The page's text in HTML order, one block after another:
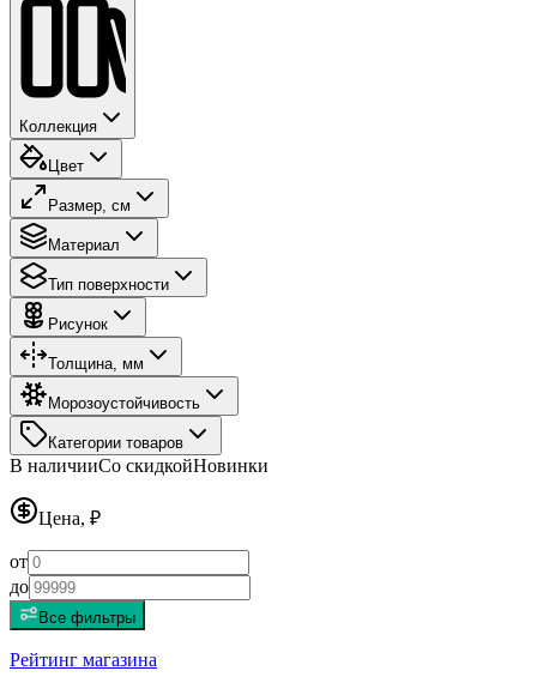
Коллекция
Цвет
Размер, см
Материал
Тип поверхности
Рисунок
Толщина, мм
Морозоустойчивость
Категории товаров
В наличииСо скидкойНовинки
Цена, ₽
от
до
Все фильтры
Рейтинг магазина